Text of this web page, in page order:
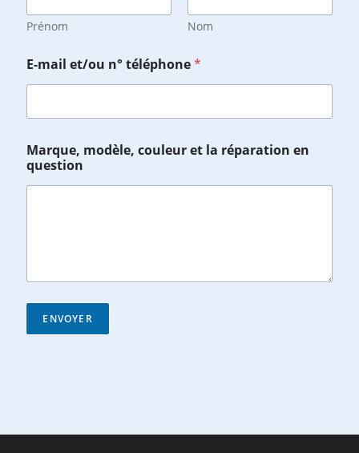
l
e
m
o
d
l
,
e
t
/
Prénom Nom
E-mail et/ou n° téléphone*
Marque, modèle, couleur et la réparation en
question
ENVOYER